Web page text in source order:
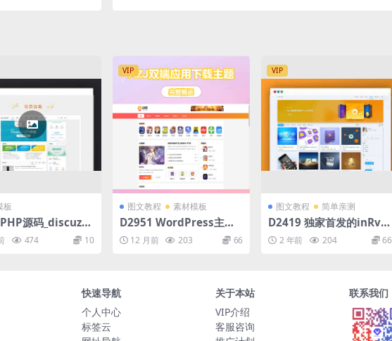
卓苹果双端+详
板
源码_discuz模
新媒体互动,科技资
站模板
474 10
VIP
图文教程 素材模板
D2951 WordPress主题
– AZJ双端应用下载主题
12 月前 203 66
VIP
图文教程 简单亲测
D2419 独家首发的inRva
na 2.6.0 WordPress主
题，开心版下载
2 年前 204 66
快速导航
个人中心
标签云
关于本站
VIP介绍
客服咨询
联系我们